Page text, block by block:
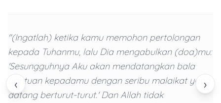
‹ ›
"(Ingatlah) ketika kamu memohon pertolongan
kepada Tuhanmu, lalu Dia mengabulkan (doa)mu:
'Sesungguhnya Aku akan mendatangkan bala
bantuan kepadamu dengan seribu malaikat yang
datang berturut-turut.' Dan Allah tidak